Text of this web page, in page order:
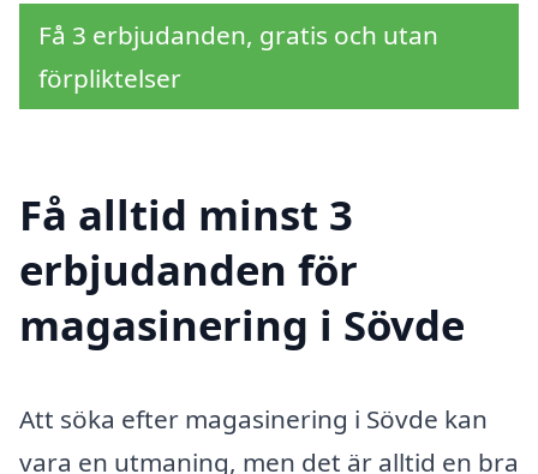
Få 3 erbjudanden, gratis och utan
förpliktelser
Få alltid minst 3
erbjudanden för
magasinering i Sövde
Att söka efter magasinering i Sövde kan
vara en utmaning, men det är alltid en bra